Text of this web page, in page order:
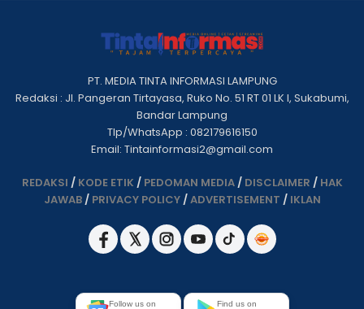
PT. MEDIA TINTA INFORMASI LAMPUNG
Redaksi : Jl. Pangeran Tirtayasa, Ruko No. 51 RT 01 LK I, Sukabumi,
Bandar Lampung
Tlp/WhatsApp : 082179616150
Email: Tintainformasi2@gmail.com
REDAKSI / KODE ETIK / PEDOMAN MEDIA/ DISCLAIMER / HAK
JAWAB/ PRIVACY POLICY/ADVERTISEMENT / IKLAN
Follow us on Find us on